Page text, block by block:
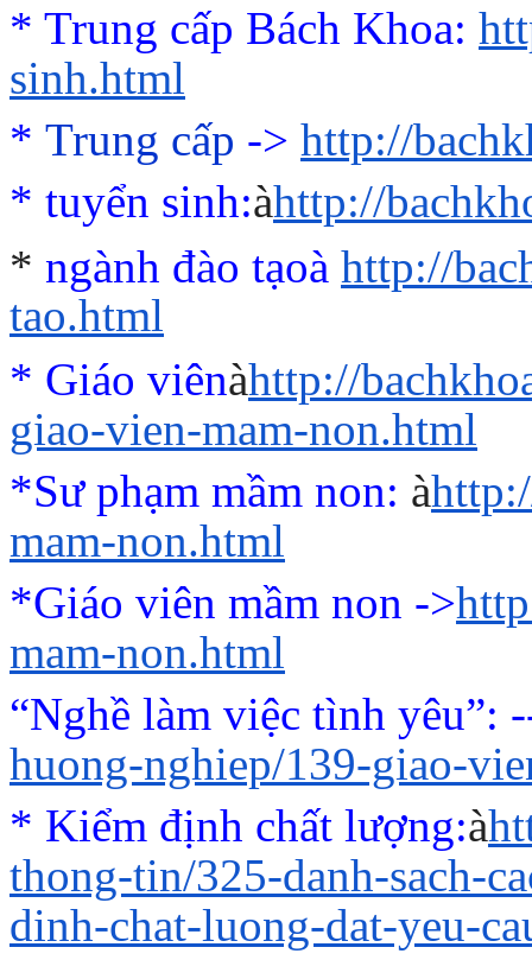
* Trung cấp Bách Khoa:
sinh.html
* Trung cấp -> http://
* tuyển sinh:àhttp://
* ngành đào tạoà http://
tao.html
* Giáo viênàhttp://
giao-vien-mam-non.html
*Sư phạm mầm non: à
mam-non.html
*Giáo viên mầm non ->
mam-non.html
“Nghề làm việc tình yêu”:
huong-nghiep/139-giao-
* Kiểm định chất lượng:à
thong-tin/325-danh-sach-
dinh-chat-luong-dat-yeu-